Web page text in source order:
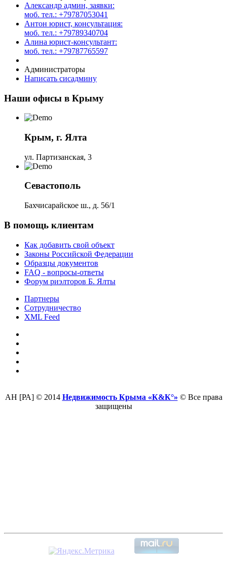
Александр админ, заявки:
моб. тел.: +79787053041
Антон юрист, консультация:
моб. тел.: +79789340704
Алина юрист-консультант:
моб. тел.: +79787765597
Администраторы
Написать сисадмину
Наши офисы в Крыму
Крым, г. Ялта
ул. Партизанская, 3
Севастополь
Бахчисарайское ш., д. 56/1
В помощь клиентам
Как добавить свой объект
Законы Российской Федерации
Образцы документов
FAQ - вопросы-ответы
Форум риэлторов Б. Ялты
Партнеры
Сотрудничество
XML Feed
АН [РА] © 2014 Недвижимость Крыма «К&К°» © Все права
защищены